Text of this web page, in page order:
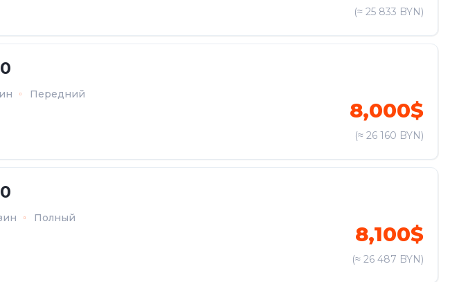
(≈ 25 833 BYN)
Передний
8,000$
(≈ 26 160 BYN)
Полный
8,100$
(≈ 26 487 BYN)